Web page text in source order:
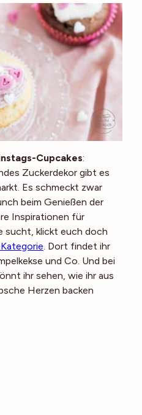
Cupcakes:
Zuckerdekor gibt es
Es schmeckt zwar
beim Genießen der
Inspirationen für
sucht, klickt euch doch
. Dort findet ihr
und Co. Und bei
ihr sehen, wie ihr aus
Herzen backen